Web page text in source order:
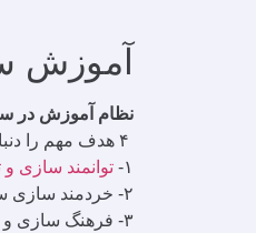
آموزش
نظام آموزش در
۱-
توانمند سازی
۲- خردمند سازی سرمایه انسانی
۳- فرهنگ سازی و توسعه ارزش های سازمانی